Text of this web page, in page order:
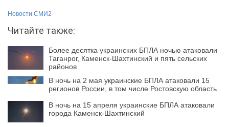
Новости СМИ2
Читайте также:
Более десятка украинских БПЛА ночью атаковали
Таганрог, Каменск-Шахтинский и пять сельских
районов
В ночь на 2 мая украинские БПЛА атаковали 15
регионов России, в том числе Ростовскую область
В ночь на 15 апреля украинские БПЛА атаковали
города Каменск-Шахтинский